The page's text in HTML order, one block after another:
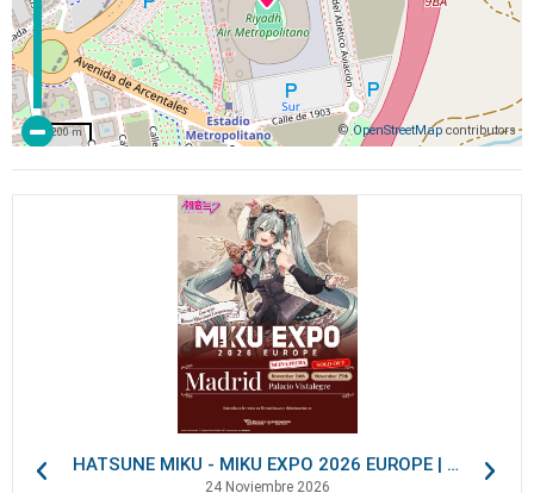
©OpenStreetMap contributors
200 m
HATSUNE MIKU - MIKU EXPO 2026 EUROPE | VIP Packages
24 Noviembre 2026